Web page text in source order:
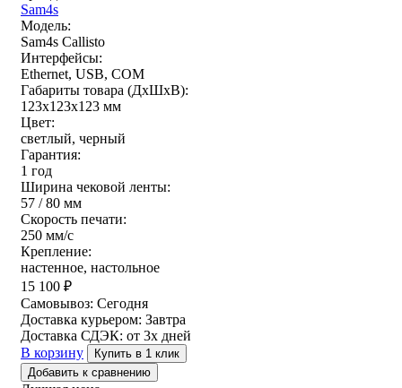
Sam4s
Модель:
Sam4s Callisto
Интерфейсы:
Ethernet, USB, COM
Габариты товара (ДxШxВ):
123х123х123 мм
Цвет:
светлый, черный
Гарантия:
1 год
Ширина чековой ленты:
57 / 80 мм
Скорость печати:
250 мм/c
Крепление:
настенное, настольное
15 100 ₽
Самовывоз: Сегодня
Доставка курьером: Завтра
Доставка СДЭК: от 3х дней
В корзину
Купить в 1 клик
Добавить к сравнению